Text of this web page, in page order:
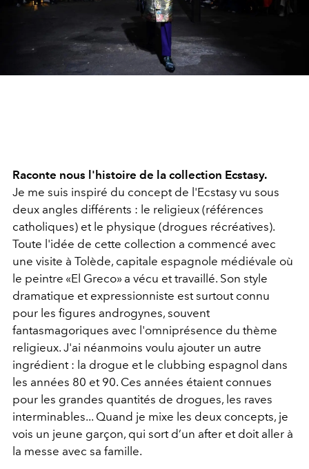
Raconte nous l'histoire de la collection Ecstasy.
Je me suis inspiré du concept de l'Ecstasy vu sous
deux angles différents : le religieux (références
catholiques) et le physique (drogues récréatives).
Toute l'idée de cette collection a commencé avec
une visite à Tolède, capitale espagnole médiévale où
le peintre «El Greco» a vécu et travaillé. Son style
dramatique et expressionniste est surtout connu
pour les figures androgynes, souvent
fantasmagoriques avec l'omniprésence du thème
religieux. J'ai néanmoins voulu ajouter un autre
ingrédient : la drogue et le clubbing espagnol dans
les années 80 et 90. Ces années étaient connues
pour les grandes quantités de drogues, les raves
interminables... Quand je mixe les deux concepts, je
vois un jeune garçon, qui sort d’un after et doit aller à
la messe avec sa famille.